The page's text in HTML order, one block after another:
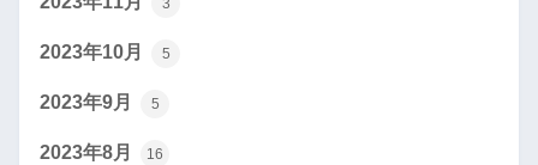
3
2023年10月 5
2023年9月 5
2023年8月 16